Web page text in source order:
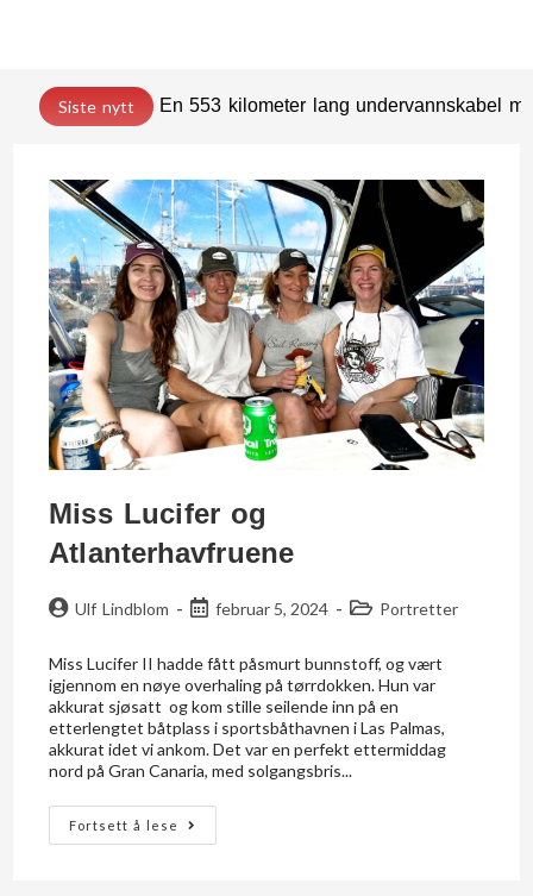
Siste nytt En 553 kilometer lang undervannskabel
Miss Lucifer og
Atlanterhavfruene
Ulf Lindblom februar 5, 2024 Portretter
Miss Lucifer II hadde fått påsmurt bunnstoff, og vært
igjennom en nøye overhaling på tørrdokken. Hun var
akkurat sjøsatt og kom stille seilende inn på en
etterlengtet båtplass i sportsbåthavnen i Las Palmas,
akkurat idet vi ankom. Det var en perfekt ettermiddag
nord på Gran Canaria, med solgangsbris...
Fortsett å lese